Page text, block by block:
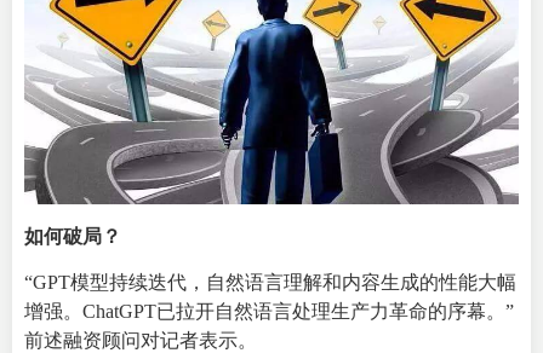
如何破局？
“GPT模型持续迭代，自然语言理解和内容生成的性能大幅
增强。ChatGPT已拉开自然语言处理生产力革命的序幕。”
前述融资顾问对记者表示。